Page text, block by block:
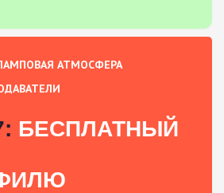
АТМОСФЕРА
БЕСПЛАТНЫЙ